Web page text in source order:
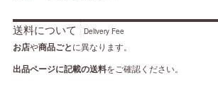
送料について Delivery Fee
お店や商品ごとに異なります。
出品ページに記載の送料をご確認ください。